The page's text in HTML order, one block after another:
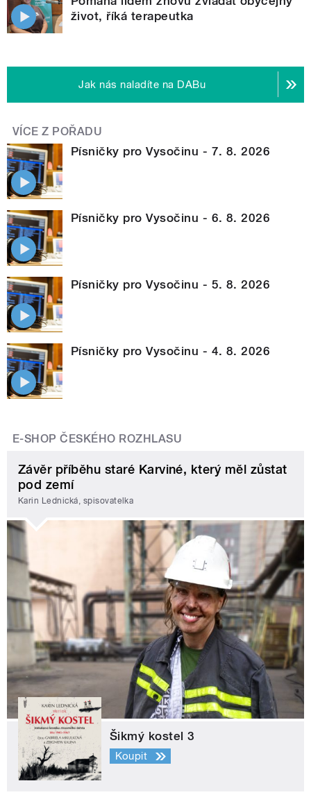
život, říká terapeutka
Jak nás naladíte na DABu
VÍCE Z POŘADU
Písničky pro Vysočinu - 7. 8. 2026
Písničky pro Vysočinu - 6. 8. 2026
Písničky pro Vysočinu - 5. 8. 2026
Písničky pro Vysočinu - 4. 8. 2026
E-SHOP ČESKÉHO ROZHLASU
Závěr příběhu staré Karviné, který měl zůstat
pod zemí
Karin Lednická, spisovatelka
Šikmý kostel 3
Koupit